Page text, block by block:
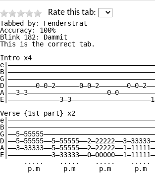
Rate this tab:
Tabbed by: Fenderstrat
Accuracy: 100%
Blink 182: Dammit
This is the correct tab.
Intro x4
Verse {1st part} x2
      .....    .....    .....    .....
       p.m      p.m      p.m      p.m